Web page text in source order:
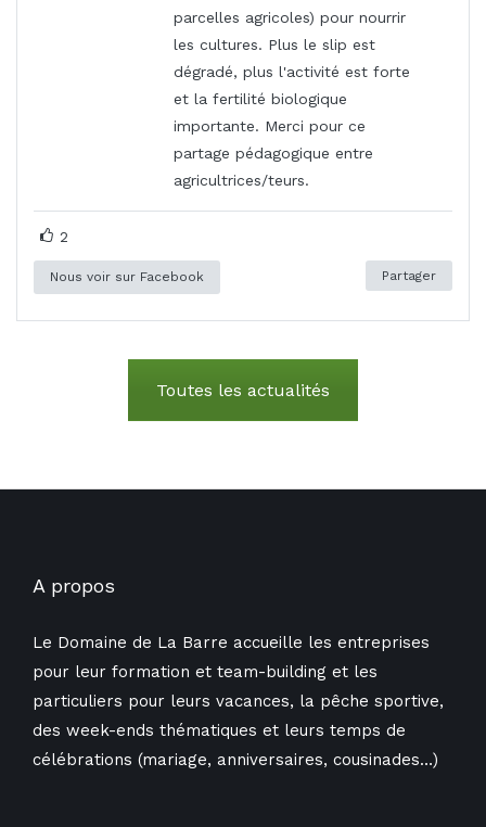
parcelles agricoles) pour nourrir
les cultures. Plus le slip est
dégradé, plus l'activité est forte
et la fertilité biologique
importante. Merci pour ce
partage pédagogique entre
agricultrices/teurs.
2
Nous voir sur Facebook Partager
Toutes les actualités
A propos
Le Domaine de La Barre accueille les entreprises
pour leur formation et team-building et les
particuliers pour leurs vacances, la pêche sportive,
des week-ends thématiques et leurs temps de
célébrations (mariage, anniversaires, cousinades…)